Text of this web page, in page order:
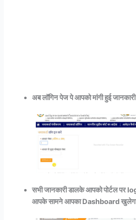
अब लॉगिन पेज पे आपको मांगी हुई
सभी जानकारी डालके आपको पोर्टल पर
आपके सामने आपका Dashboard